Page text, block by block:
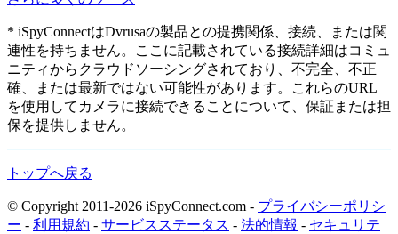
* iSpyConnectはDvrusaの製品との提携関係、接続、または関
連性を持ちません。ここに記載されている接続詳細はコミュ
ニティからクラウドソーシングされており、不完全、不正
確、または最新ではない可能性があります。これらのURL
を使用してカメラに接続できることについて、保証または担
保を提供しません。
トップへ戻る
© Copyright 2011-2026 iSpyConnect.com - プライバシーポリシ
ー - 利用規約 - サービスステータス - 法的情報 - セキュリテ